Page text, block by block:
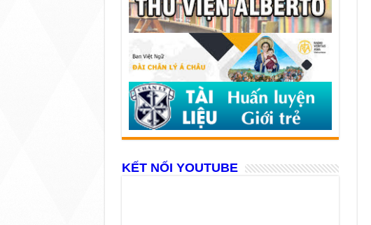
KẾT NỐI YOUTUBE